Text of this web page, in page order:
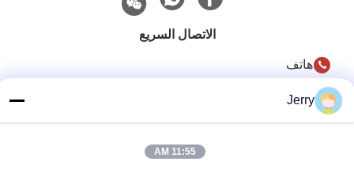
الاتصال السريع
هاتف
بريد إلكتروني
jerry@goleadmedical.com
Jerry
11:55 AM